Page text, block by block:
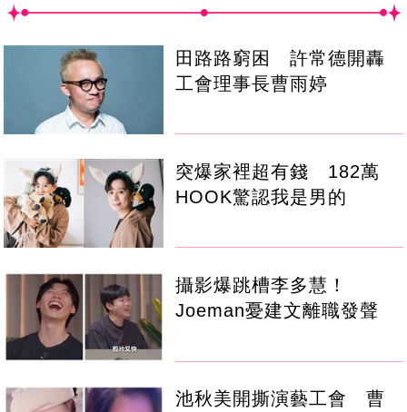
田路路窮困 許常德開轟
工會理事長曹雨婷
突爆家裡超有錢 182萬
HOOK驚認我是男的
攝影爆跳槽李多慧！
Joeman憂建文離職發聲
池秋美開撕演藝工會 曹